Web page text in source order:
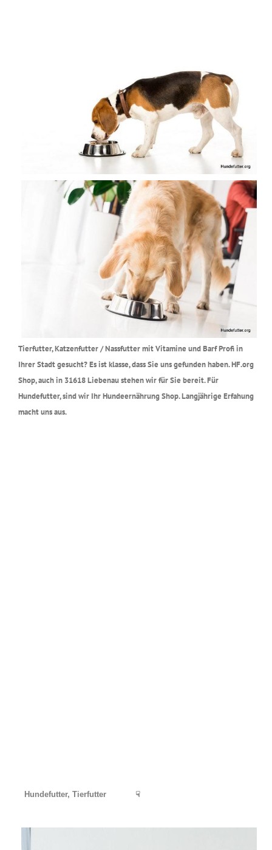
Tierfutter, Katzenfutter / Nassfutter mit Vitamine und Barf Profi in
Ihrer Stadt gesucht? Es ist klasse, dass Sie uns gefunden haben. HF.org
Shop, auch in 31618 Liebenau stehen wir für Sie bereit. Für
Hundefutter, sind wir Ihr Hundeernährung Shop. Langjährige Erfahung
macht uns aus.
Hundefutter, Tierfutter ☟